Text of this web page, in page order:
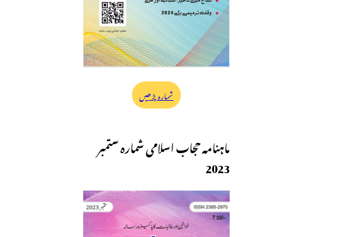
شمارہ پڑھیں
ماہنامہ حجاب اسلامی شمارہ ستمبر
2023